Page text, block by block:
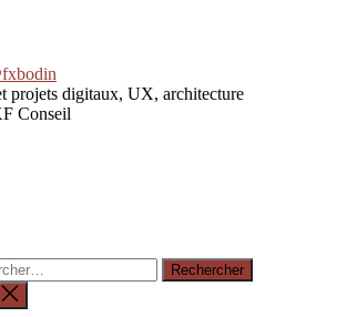
projets digitaux, UX, architecture
Conseil